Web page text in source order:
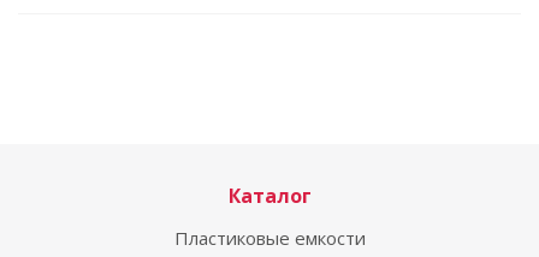
Каталог
Пластиковые емкости